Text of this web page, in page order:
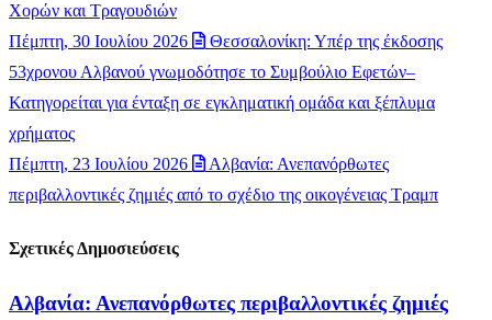
Χορών και Τραγουδιών
Πέμπτη, 30 Ιουλίου 2026
Θεσσαλονίκη: Υπέρ της έκδοσης
53χρονου Αλβανού γνωμοδότησε το Συμβούλιο Εφετών–
Κατηγορείται για ένταξη σε εγκληματική ομάδα και ξέπλυμα
χρήματος
Πέμπτη, 23 Ιουλίου 2026
Αλβανία: Ανεπανόρθωτες
περιβαλλοντικές ζημιές από το σχέδιο της οικογένειας Τραμπ
Σχετικές Δημοσιεύσεις
Αλβανία: Ανεπανόρθωτες περιβαλλοντικές ζημιές